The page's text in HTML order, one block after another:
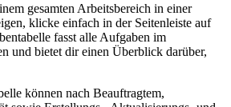
gesamten Arbeitsbereich in einer
klicke einfach in der Seitenleiste auf
fasst alle Aufgaben im
und bietet dir einen Überblick darüber,
können nach Beauftragtem,